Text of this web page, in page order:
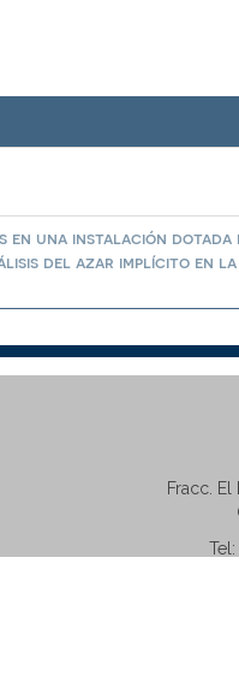
en una instalación dotada
del azar implícito en
Fracc. El